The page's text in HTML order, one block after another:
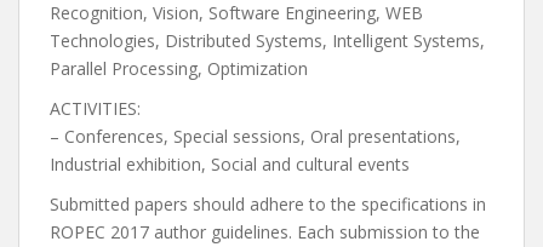
Recognition, Vision, Software Engineering, WEB
Technologies, Distributed Systems, Intelligent Systems,
Parallel Processing, Optimization
ACTIVITIES:
– Conferences, Special sessions, Oral presentations,
Industrial exhibition, Social and cultural events
Submitted papers should adhere to the specifications in
ROPEC 2017 author guidelines. Each submission to the